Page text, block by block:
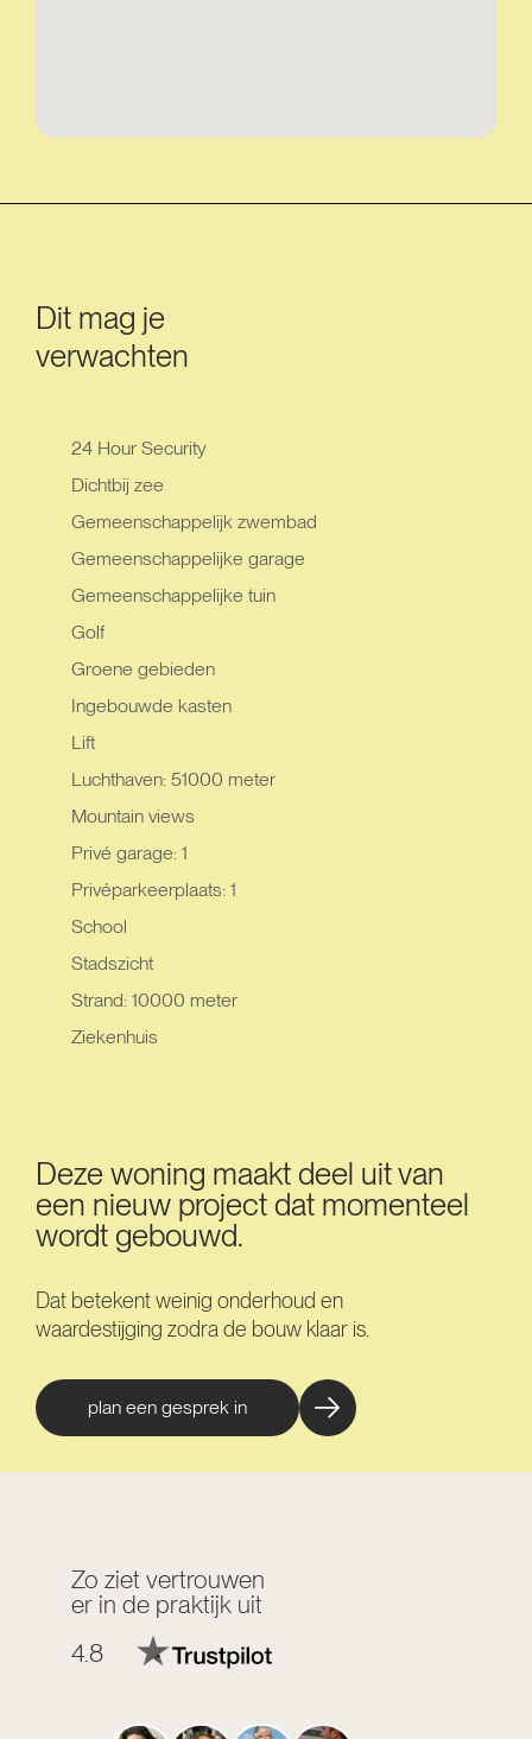
Dit mag je
verwachten
24 Hour Security
Dichtbij zee
Gemeenschappelijk zwembad
Gemeenschappelijke garage
Gemeenschappelijke tuin
Golf
Groene gebieden
Ingebouwde kasten
Lift
Luchthaven: 51000 meter
Mountain views
Privé garage: 1
Privéparkeerplaats: 1
School
Stadszicht
Strand: 10000 meter
Ziekenhuis
Deze woning maakt deel uit van
een nieuw project dat momenteel
wordt gebouwd.
Dat betekent weinig onderhoud en
waardestijging zodra de bouw klaar is.
plan een gesprek in
Zo ziet vertrouwen
er in de praktijk uit
4.8